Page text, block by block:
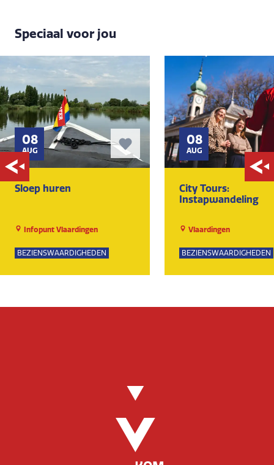
Speciaal voor jou
08
AUG
Sloep huren
Infopunt Vlaardingen
BEZIENSWAARDIGHEDEN
08
AUG
City Tours:
Instapwandeling
Vlaardingen
BEZIENSWAARDIGHEDEN